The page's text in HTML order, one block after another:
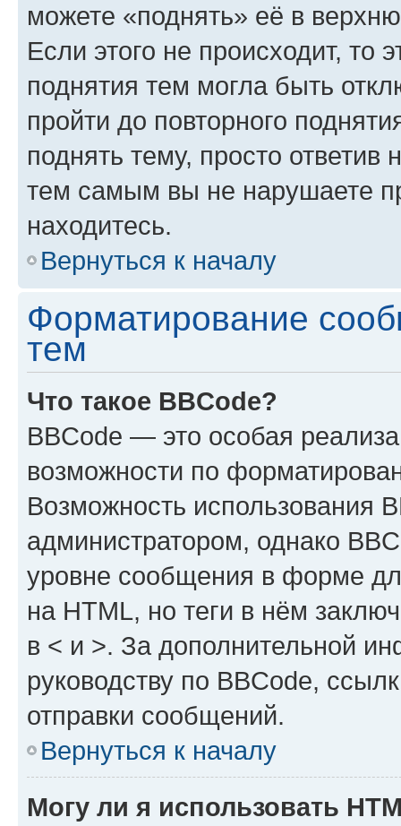
можете «поднять» её в
Если этого не происходит, то
поднятия тем могла быть
пройти до повторного
поднять тему, просто ответив
тем самым вы не нарушаете
находитесь.
Вернуться к началу
Форматирование
тем
Что такое BBCode?
BBCode — это особая
возможности по
Возможность использования
администратором, однако
уровне сообщения в форме
на HTML, но теги в нём
в < и >. За дополнительной
руководству по BBCode,
отправки сообщений.
Вернуться к началу
Могу ли я использовать